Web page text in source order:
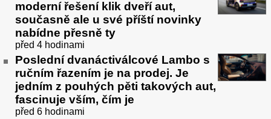
moderní řešení klik dveří aut,
současně ale u své příští novinky
nabídne přesně ty
před 4 hodinami
Poslední dvanáctiválcové Lambo s
ručním řazením je na prodej. Je
jedním z pouhých pěti takových aut,
fascinuje vším, čím je
před 6 hodinami